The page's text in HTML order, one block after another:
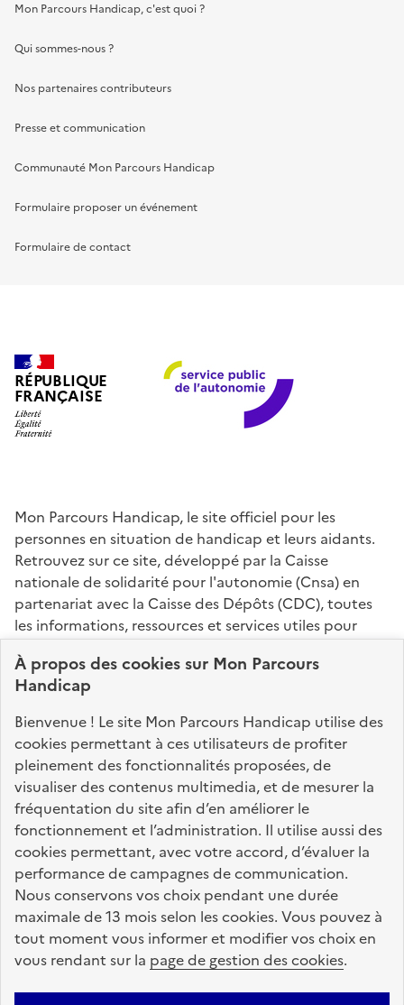
À propos descookiessur Mon Parcours
Handicap
Bienvenue ! Le site Mon Parcours Handicap utilise des
cookies permettant à ces utilisateurs de profiter
pleinement des fonctionnalités proposées, de
visualiser des contenus multimedia, et de mesurer la
fréquentation du site afin d’en améliorer le
fonctionnement et l’administration. Il utilise aussi des
cookies permettant, avec votre accord, d’évaluer la
performance de campagnes de communication.
Nous conservons vos choix pendant une durée
maximale de 13 mois selon les cookies. Vous pouvez à
tout moment vous informer et modifier vos choix en
vous rendant sur la page de gestion des cookies.
Mon Parcours Handicap, c'est quoi ?
Qui sommes-nous ?
Nos partenaires contributeurs
Presse et communication
Communauté Mon Parcours Handicap
Formulaire proposer un événement
Formulaire de contact
RÉPUBLIQUE
FRANÇAISE
Mon Parcours Handicap, le site officiel pour les
personnes en situation de handicap et leurs aidants.
Retrouvez sur ce site, développé par la Caisse
nationale de solidarité pour l'autonomie (Cnsa) en
partenariat avec la Caisse des Dépôts (CDC), toutes
les informations, ressources et services utiles pour
connaître vos droits, effectuer vos démarches,
identifier vos interlocuteurs.
Nos sites partenaires
info.gouv.fr service-public.fr legifrance.gouv.fr
data.gouv.fr
Nos partenaires
La Caisse des Dépôts
accompagne les parcours
de vie
Plan du site Accessibilité : totalement conforme Mentions légales